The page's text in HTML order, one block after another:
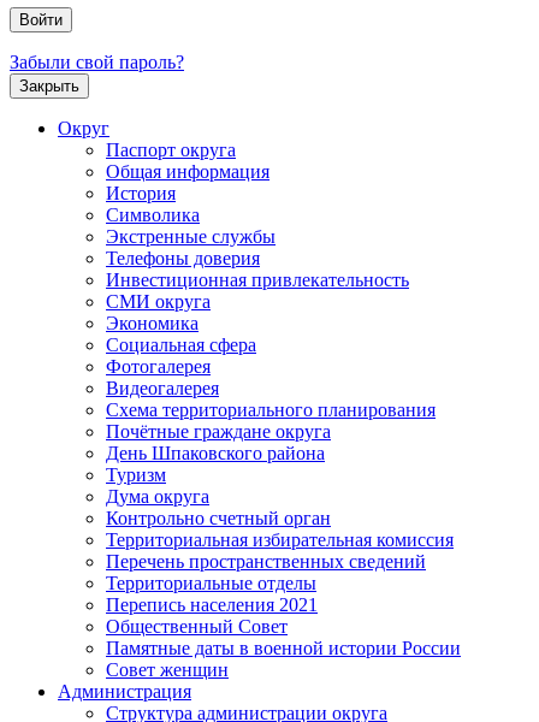
Забыли свой пароль?
Закрыть
Округ
Паспорт округа
Общая информация
История
Символика
Экстренные службы
Телефоны доверия
Инвестиционная привлекательность
СМИ округа
Экономика
Социальная сфера
Фотогалерея
Видеогалерея
Схема территориального планирования
Почётные граждане округа
День Шпаковского района
Туризм
Дума округа
Контрольно счетный орган
Территориальная избирательная комиссия
Перечень пространственных сведений
Территориальные отделы
Перепись населения 2021
Общественный Совет
Памятные даты в военной истории России
Совет женщин
Администрация
Структура администрации округа